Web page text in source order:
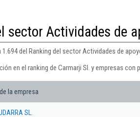
sector Actividades de
del Ranking del sector Actividades de
en el ranking de Carmarji Sl. y empresas con
la empresa
SL.